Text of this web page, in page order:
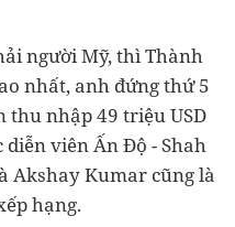
người Mỹ, thì Thành
nhất, anh đứng thứ 5
thu nhập 49 triệu USD
diễn viên Ấn Độ - Shah
Akshay Kumar cũng là
hạng.